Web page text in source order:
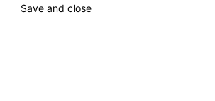
Save and close